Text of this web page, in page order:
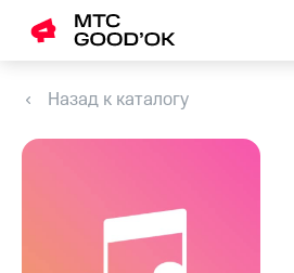
Назад к каталогу